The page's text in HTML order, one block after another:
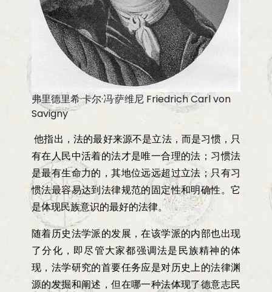
弗里德里希·卡尔·冯·萨维尼 Friedrich Carl von
Savigny
他指出，法的最好来源不是立法，而是习惯，只
有在人民中活着的法才是唯一合理的法；习惯法
是最有生命力的，其地位远远超过立法；只有习
惯法最容易达到法律规范的固定性和明确性。它
是体现民族意识的最好的法律。
随着历史法学派的发展，在该学派的内部也出现
了分化，即尽管大家都强调法是民族精神的体
现，法学研究的首要任务应是对历史上的法律渊
源的发掘和阐述，但在哪一种法体现了德意志民